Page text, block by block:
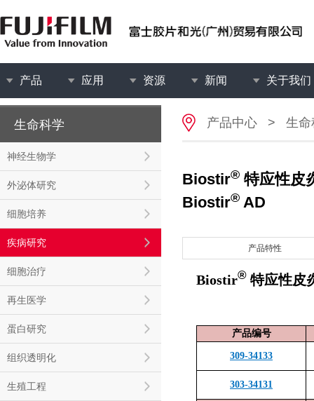
产品 应用 资源 新闻 关于我们
生命科学
神经生物学
外泌体研究
细胞培养
疾病研究
细胞治疗
再生医学
蛋白研究
组织透明化
生殖工程
产品中心 > 生命
Biostir® 特应性皮
Biostir® AD
产品特性
Biostir® 特应性皮
产品编号
309-34133
303-34131